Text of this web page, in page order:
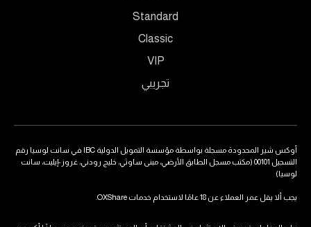
Standard
Classic
VIP
تجريبي
أوكس شير المحدودة مسجلة بواسطة مؤسسة التمويل الدولية IBC في سانت لوسيا رقم
التسجيل 00101 (مكتب مسجل الطابق الأرضي، مبنى ساوثي، خليج رودني، غروز-إيليت، سانت
لوسيا)
يجب ألا يقل عمر العملاء عن 18 عامًا لاستخدام خدمات OXShare.